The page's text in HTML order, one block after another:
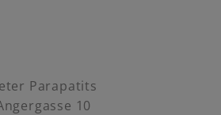
Parapatits
10